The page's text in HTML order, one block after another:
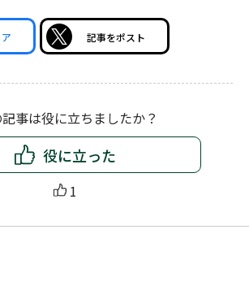
記事をポスト
記事は役に立ちましたか？
役に立った
1